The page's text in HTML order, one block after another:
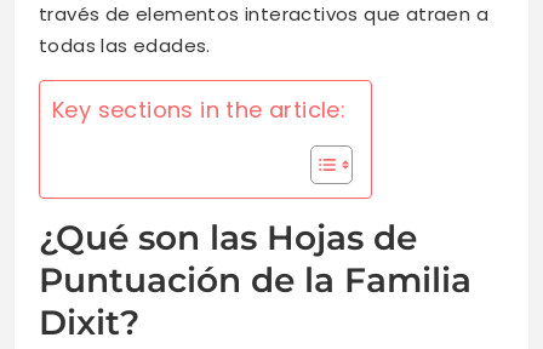
través de elementos interactivos que atraen a
todas las edades.
Key sections in the article:
¿Qué son las Hojas de
Puntuación de la Familia
Dixit?